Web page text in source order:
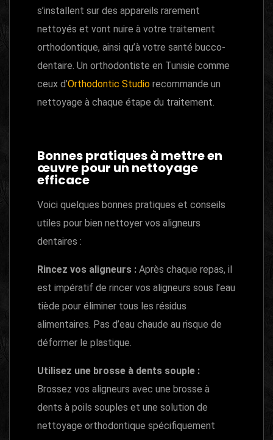
s’installent sur des appareils rarement
nettoyés et vont nuire à votre traitement
orthodontique, ainsi qu’à votre santé bucco-
dentaire. Un orthodontiste en Tunisie comme
ceux d’Orthodontic Studio recommande un
nettoyage à chaque étape du traitement.
Bonnes pratiques à mettre en
œuvre pour un nettoyage
efficace
Voici quelques bonnes pratiques et conseils
utiles pour bien nettoyer vos aligneurs
dentaires :
Rincez vos aligneurs : Après chaque repas, il
est impératif de rincer vos aligneurs sous l’eau
tiède pour éliminer tous les résidus
alimentaires. Pas d’eau chaude au risque de
déformer le plastique.
Utilisez une brosse à dents souple :
Brossez vos aligneurs avec une brosse à
dents à poils souples et une solution de
nettoyage orthodontique spécifiquement